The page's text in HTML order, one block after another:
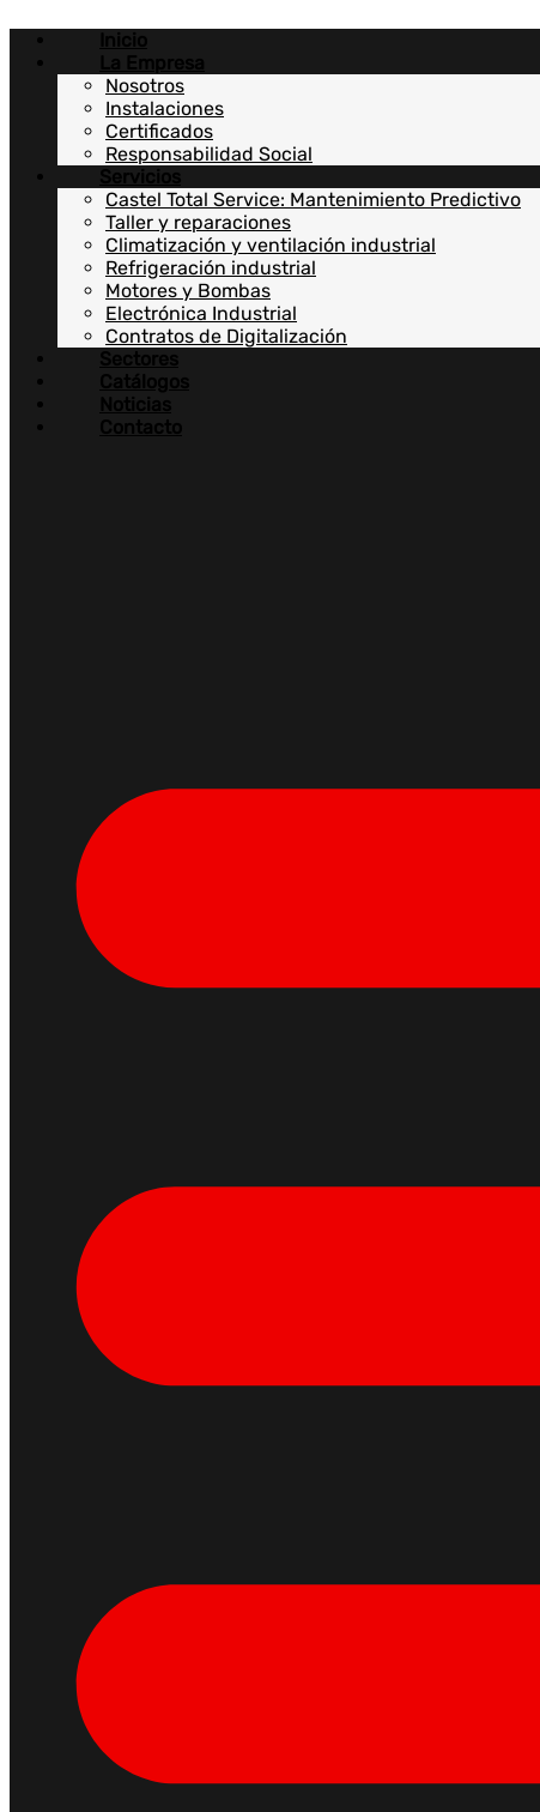
contenido
Inicio
La Empresa
Nosotros
Instalaciones
Certificados
Responsabilidad Social
Servicios
Castel Total Service: Mantenimiento Predictivo
Taller y reparaciones
Climatización y ventilación industrial
Refrigeración industrial
Motores y Bombas
Electrónica Industrial
Contratos de Digitalización
Sectores
Catálogos
Noticias
Contacto